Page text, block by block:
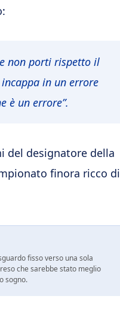
non porti rispetto il
in un errore
è un errore”.
del designatore della
finora ricco di
fisso verso una sola
che sarebbe stato meglio
sogno.